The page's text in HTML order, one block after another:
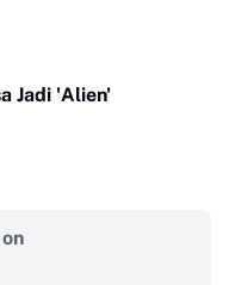
Jadi 'Alien'